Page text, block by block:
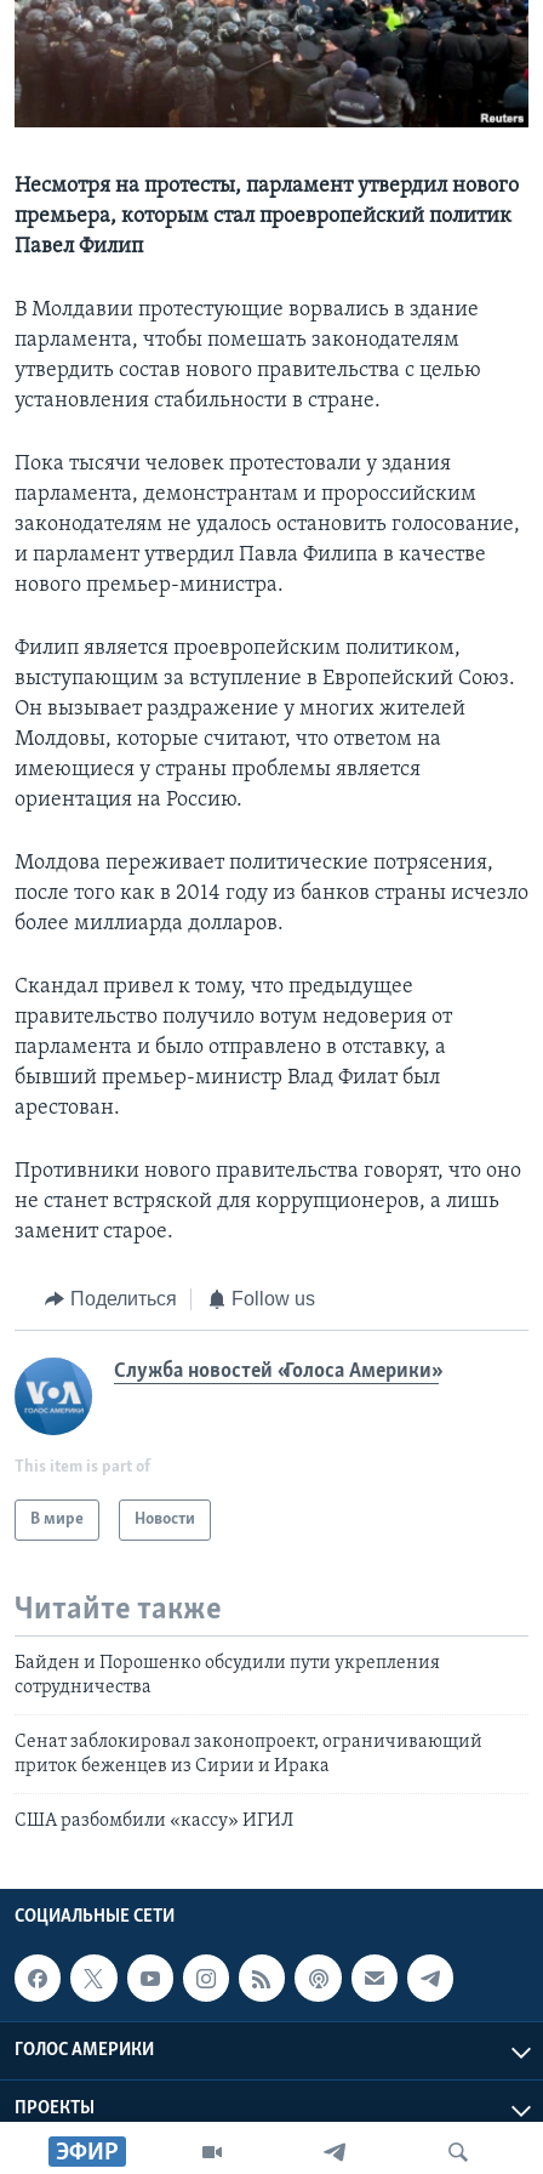
Learning English
СОЦИАЛЬНЫЕ СЕТИ
Языки
ЭФИР
Несмотря на протесты, парламент утвердил нового
премьера, которым стал проевропейский политик
Павел Филип
В Молдавии протестующие ворвались в здание
парламента, чтобы помешать законодателям
утвердить состав нового правительства с целью
установления стабильности в стране.
Пока тысячи человек протестовали у здания
парламента, демонстрантам и пророссийским
законодателям не удалось остановить голосование,
и парламент утвердил Павла Филипа в качестве
нового премьер-министра.
Филип является проевропейским политиком,
выступающим за вступление в Европейский Союз.
Он вызывает раздражение у многих жителей
Молдовы, которые считают, что ответом на
имеющиеся у страны проблемы является
ориентация на Россию.
Молдова переживает политические потрясения,
после того как в 2014 году из банков страны исчезло
более миллиарда долларов.
Скандал привел к тому, что предыдущее
правительство получило вотум недоверия от
парламента и было отправлено в отставку, а
бывший премьер-министр Влад Филат был
арестован.
Противники нового правительства говорят, что оно
не станет встряской для коррупционеров, а лишь
заменит старое.
Поделиться Follow us
Служба новостей «Голоса Америки»
This item is part of
В мире Новости
Читайте также
Байден и Порошенко обсудили пути укрепления
сотрудничества
Сенат заблокировал законопроект, ограничивающий
приток беженцев из Сирии и Ирака
США разбомбили «кассу» ИГИЛ
СОЦИАЛЬНЫЕ СЕТИ
ГОЛОС АМЕРИКИ
ПРОЕКТЫ